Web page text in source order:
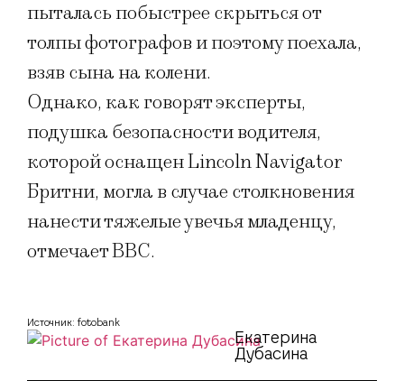
пыталась побыстрее скрыться от
толпы фотографов и поэтому поехала,
взяв сына на колени.
Однако, как говорят эксперты,
подушка безопасности водителя,
которой оснащен Lincoln Navigator
Бритни, могла в случае столкновения
нанести тяжелые увечья младенцу,
отмечает ВВС.
Екатерина
Дубасина
Источник: fotobank